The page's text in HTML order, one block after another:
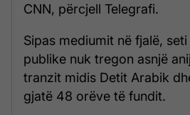
CNN, përcjell Telegrafi.
Sipas mediumit në fjalë,
publike nuk tregon asnjë
tranzit midis Detit Arabik
gjatë 48 orëve të fundit.